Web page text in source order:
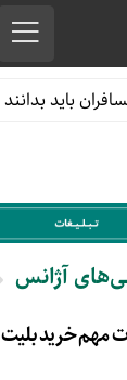
باید بدانند
آژانس
مهم خرید بلیت